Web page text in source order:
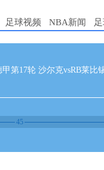
足球视频 NBA新闻
甲第17轮 沙尔克vsRB莱比
45